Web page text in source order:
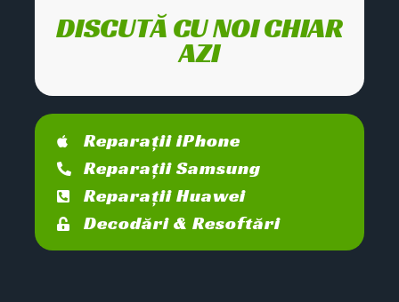
DISCUTĂ CU NOI CHIAR
AZI
Reparații iPhone
Reparații Samsung
Reparații Huawei
Decodări & Resoftări